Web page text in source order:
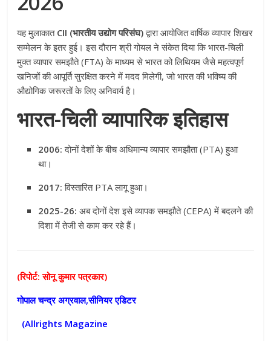
यह मुलाकात CII (भारतीय उद्योग परिसंघ)द्वारा आयोजित वार्षिक व्यापार शिखर
सम्मेलन के इतर हुई। इस दौरान श्री गोयल ने संकेत दिया कि भारत-चिली
मुक्त व्यापार समझौते (FTA) के माध्यम से भारत को लिथियम जैसे महत्वपूर्ण
खनिजों की आपूर्ति सुरक्षित करने में मदद मिलेगी, जो भारत की भविष्य की
औद्योगिक जरूरतों के लिए अनिवार्य है।
भारत-चिली व्यापारिक इतिहास
2006: दोनों देशों के बीच अधिमान्य व्यापार समझौता (PTA) हुआ
था।
2017: विस्तारित PTA लागू हुआ।
2025-26: अब दोनों देश इसे व्यापक समझौते (CEPA) में बदलने की
दिशा में तेजी से काम कर रहे हैं।
(रिपोर्ट: सोनू कुमार पत्रकार)
गोपाल चन्द्र अग्रवाल,सीनियर एडिटर
(Allrights Magazine